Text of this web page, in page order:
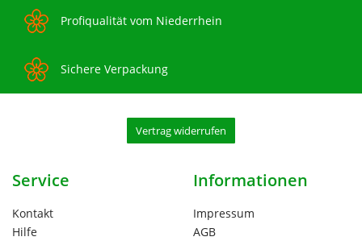
Profiqualität vom Niederrhein
Sichere Verpackung
Vertrag widerrufen
Service
Kontakt
Hilfe
Informationen
Impressum
AGB